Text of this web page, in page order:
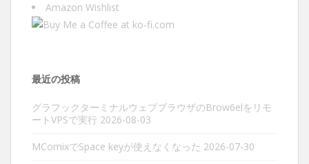
Amazon Wishlist
最近の投稿
グラフックターミナルウェブブラウザのBrow6elをリモ
ートVPSで実行 2026-08-03
MComixでSpace keyが使えなくなった 2026-07-30